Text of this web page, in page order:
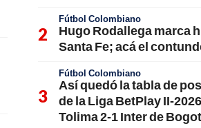
Fútbol Colombiano
Hugo Rodallega marca
Santa Fe; acá el
Fútbol Colombiano
Así quedó la tabla de
de la Liga BetPlay II-
Tolima 2-1 Inter de